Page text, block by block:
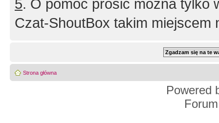
5. O pomoc prosić można tylko
Czat-ShoutBox takim miejscem
Strona główna
Powered